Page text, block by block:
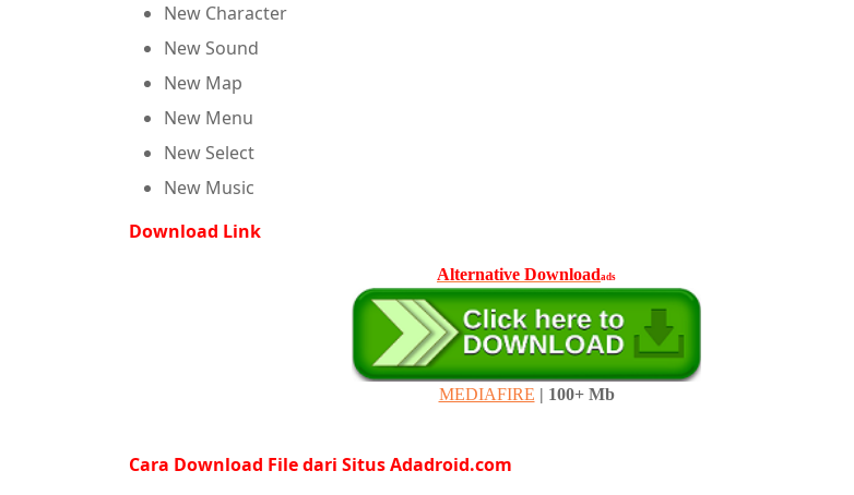
New Character
New Sound
New Map
New Menu
New Select
New Music
Download Link
Alternative Downloadads
MEDIAFIRE | 100+ Mb
Cara Download File dari Situs Adadroid.com